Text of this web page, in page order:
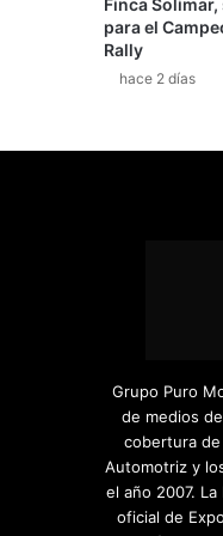
i
m
a
p
Finca
para el
Rally
hace 2 días
Grupo Puro
de medios
cobertura
Automotriz y
el año 2007.
oficial de